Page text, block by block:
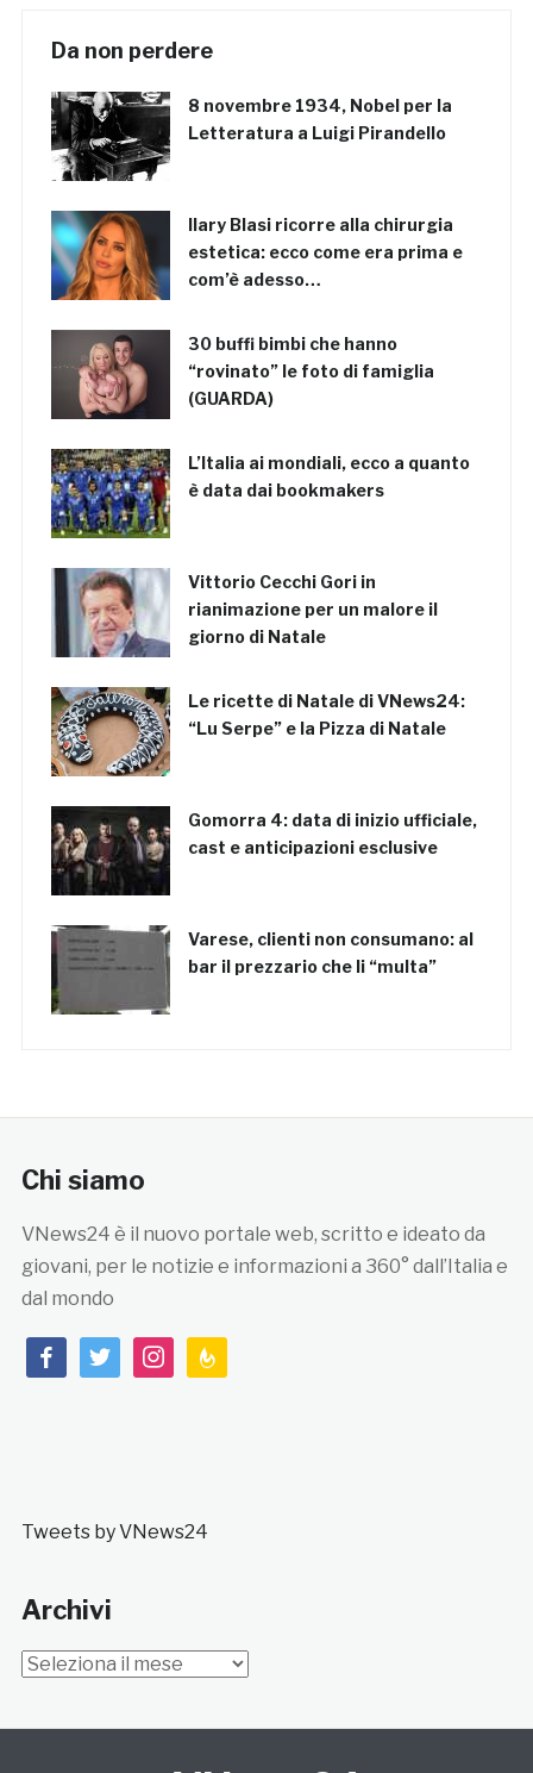
Da non perdere
8 novembre 1934, Nobel per la
Letteratura a Luigi Pirandello
Ilary Blasi ricorre alla chirurgia
estetica: ecco come era prima e
com’è adesso…
30 buffi bimbi che hanno
“rovinato” le foto di famiglia
(GUARDA)
L’Italia ai mondiali, ecco a quanto
è data dai bookmakers
Vittorio Cecchi Gori in
rianimazione per un malore il
giorno di Natale
Le ricette di Natale di VNews24:
“Lu Serpe” e la Pizza di Natale
Gomorra 4: data di inizio ufficiale,
cast e anticipazioni esclusive
Varese, clienti non consumano: al
bar il prezzario che li “multa”
Chi siamo
VNews24 è il nuovo portale web, scritto e ideato da
giovani, per le notizie e informazioni a 360° dall’Italia e
dal mondo
facebooktwitterinstagramfeedburner
Tweets by VNews24
Archivi
Archivi